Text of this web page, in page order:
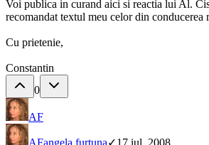
Voi publica in curand aici si reactia lui Al.
recomandat textul meu celor din conducerea
Cu prietenie,
Constantin
0
AF